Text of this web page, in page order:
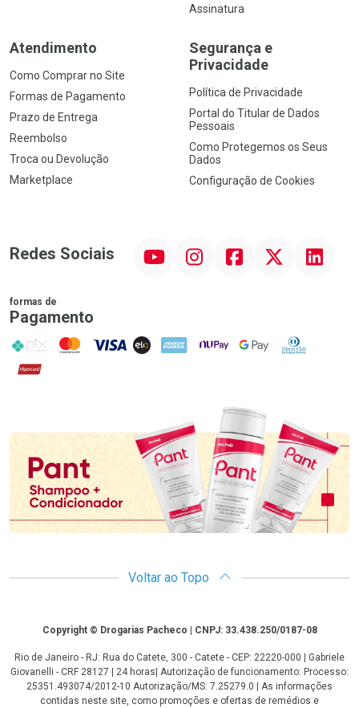
Assinatura
Atendimento
Como Comprar no Site
Formas de Pagamento
Prazo de Entrega
Reembolso
Troca ou Devolução
Marketplace
Segurança e
Privacidade
Política de Privacidade
Portal do Titular de Dados
Pessoais
Como Protegemos os Seus
Dados
Configuração de Cookies
Redes Sociais InstagramFacebookTwitter Linkedin
formas de
Pagamento
PIX MasterCard
VISA ELO AMEX NuPay Google PayDiners Club
Hipercard
Promoção em Destaque
Voltar ao Topo
CopyrightCopyright © Drogarias Pacheco | CNPJ: 33.438.250/0187-08
Rio de Janeiro - RJ: Rua do Catete, 300 - Catete - CEP: 22220-000 | Gabriele
Giovanelli - CRF 28127 | 24 horas| Autorização de funcionamento: Processo:
25351.493074/2012-10 Autorização/MS: 7.25279.0 | As informações
contidas neste site, como promoções e ofertas de remédios e